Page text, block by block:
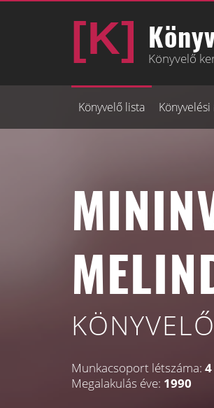
Könyvelő
Könyvelő lista
Munkacsoport létszáma: 4
Megalakulás éve: 1990